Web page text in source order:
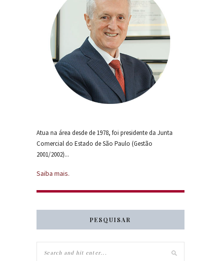
Atua na área desde de 1978, foi presidente da Junta
Comercial do Estado de São Paulo (Gestão
2001/2002)...
Saiba mais.
PESQUISAR